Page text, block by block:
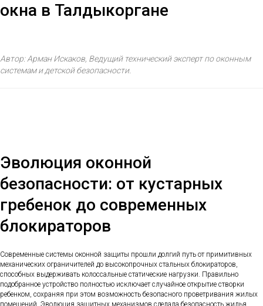
окна в Талдыкоргане
Автор: Арман Искаков, Ведущий технический эксперт по оконным
системам и детской безопасности.
Эволюция оконной
безопасности: от кустарных
гребенок до современных
блокираторов
Современные системы оконной защиты прошли долгий путь от примитивных
механических ограничителей до высокопрочных стальных блокираторов,
способных выдерживать колоссальные статические нагрузки. Правильно
подобранное устройство полностью исключает случайное открытие створки
ребенком, сохраняя при этом возможность безопасного проветривания жилых
помещений. Эволюция защитных механизмов сделала безопасность жилья